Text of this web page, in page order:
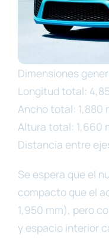
Dimensiones
Longitud total:
Ancho total: 1,880
Altura total: 1,660
Distancia entre
Se espera que el
compacto que el
1,950 mm), pero
y espacio interior